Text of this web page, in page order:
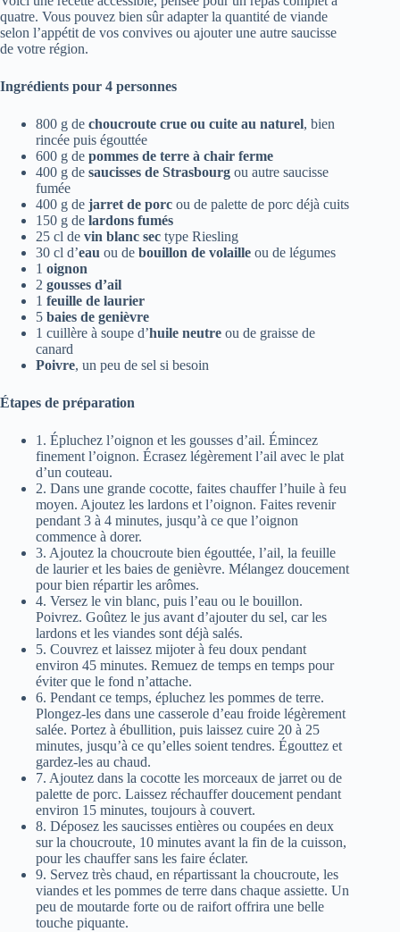
quatre. Vous pouvez bien sûr adapter la quantité de viande
selon l’appétit de vos convives ou ajouter une autre saucisse
de votre région.
Ingrédients pour 4 personnes
800 g de choucroute crue ou cuite au naturel, bien
rincée puis égouttée
600 g de pommes de terre à chair ferme
400 g de saucisses de Strasbourg ou autre saucisse
fumée
400 g de jarret de porc ou de palette de porc déjà cuits
150 g de lardons fumés
25 cl de vin blanc sec type Riesling
30 cl d’eau ou de bouillon de volaille ou de légumes
1 oignon
2 gousses d’ail
1 feuille de laurier
5 baies de genièvre
1 cuillère à soupe d’huile neutre ou de graisse de
canard
Poivre, un peu de sel si besoin
Étapes de préparation
1. Épluchez l’oignon et les gousses d’ail. Émincez
finement l’oignon. Écrasez légèrement l’ail avec le plat
d’un couteau.
2. Dans une grande cocotte, faites chauffer l’huile à feu
moyen. Ajoutez les lardons et l’oignon. Faites revenir
pendant 3 à 4 minutes, jusqu’à ce que l’oignon
commence à dorer.
3. Ajoutez la choucroute bien égouttée, l’ail, la feuille
de laurier et les baies de genièvre. Mélangez doucement
pour bien répartir les arômes.
4. Versez le vin blanc, puis l’eau ou le bouillon.
Poivrez. Goûtez le jus avant d’ajouter du sel, car les
lardons et les viandes sont déjà salés.
5. Couvrez et laissez mijoter à feu doux pendant
environ 45 minutes. Remuez de temps en temps pour
éviter que le fond n’attache.
6. Pendant ce temps, épluchez les pommes de terre.
Plongez-les dans une casserole d’eau froide légèrement
salée. Portez à ébullition, puis laissez cuire 20 à 25
minutes, jusqu’à ce qu’elles soient tendres. Égouttez et
gardez-les au chaud.
7. Ajoutez dans la cocotte les morceaux de jarret ou de
palette de porc. Laissez réchauffer doucement pendant
environ 15 minutes, toujours à couvert.
8. Déposez les saucisses entières ou coupées en deux
sur la choucroute, 10 minutes avant la fin de la cuisson,
pour les chauffer sans les faire éclater.
9. Servez très chaud, en répartissant la choucroute, les
viandes et les pommes de terre dans chaque assiette. Un
peu de moutarde forte ou de raifort offrira une belle
touche piquante.